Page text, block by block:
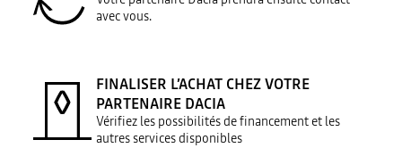
avec vous.
FINALISER L’ACHAT CHEZ VOTRE
PARTENAIRE DACIA
Vérifiez les possibilités de financement et les
autres services disponibles